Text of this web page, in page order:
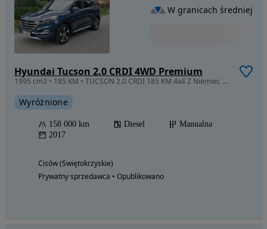
Hyundai Tucson 2.0 CRDI 4WD Premium
1995 cm3 • 185 KM • TUCSON 2.0 CRDI 185 KM 4x4 Z Niemiec Super Stan!!!
Wyróżnione
158 000 km Diesel
Manualna
2017
Cisów (Świętokrzyskie)
Prywatny sprzedawca • Opublikowano
W granicach średniej